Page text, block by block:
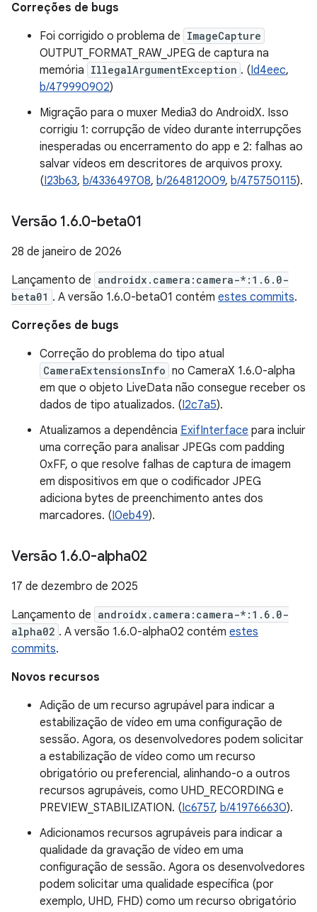
Correções de bugs
Foi corrigido o problema de ImageCapture
OUTPUT_FORMAT_RAW_JPEG de captura na
memória IllegalArgumentException . (Id4eec,
b/479990902)
Migração para o muxer Media3 do AndroidX. Isso
corrigiu 1: corrupção de vídeo durante interrupções
inesperadas ou encerramento do app e 2: falhas ao
salvar vídeos em descritores de arquivos proxy.
(I23b63, b/433649708, b/264812009, b/475750115).
Versão 1.6.0-beta01
28 de janeiro de 2026
Lançamento de androidx.camera:camera-*:1.6.0-
beta01 . A versão 1.6.0-beta01 contém estes commits.
Correções de bugs
Correção do problema do tipo atual
CameraExtensionsInfo no CameraX 1.6.0-alpha
em que o objeto LiveData não consegue receber os
dados de tipo atualizados. (I2c7a5).
Atualizamos a dependência ExifInterface para incluir
uma correção para analisar JPEGs com padding
0xFF, o que resolve falhas de captura de imagem
em dispositivos em que o codificador JPEG
adiciona bytes de preenchimento antes dos
marcadores. (I0eb49).
Versão 1.6.0-alpha02
17 de dezembro de 2025
Lançamento de androidx.camera:camera-*:1.6.0-
alpha02 . A versão 1.6.0-alpha02 contém estes
commits.
Novos recursos
Adição de um recurso agrupável para indicar a
estabilização de vídeo em uma configuração de
sessão. Agora, os desenvolvedores podem solicitar
a estabilização de vídeo como um recurso
obrigatório ou preferencial, alinhando-o a outros
recursos agrupáveis, como UHD_RECORDING e
PREVIEW_STABILIZATION. (Ic6757, b/419766630).
Adicionamos recursos agrupáveis para indicar a
qualidade da gravação de vídeo em uma
configuração de sessão. Agora os desenvolvedores
podem solicitar uma qualidade específica (por
exemplo, UHD, FHD) como um recurso obrigatório